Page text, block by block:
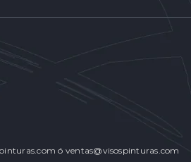
ó ventas@visospinturas.com